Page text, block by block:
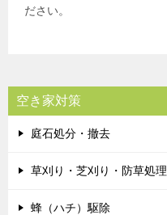
ださい。
空き家対策
庭石処分・撤去
草刈り・芝刈り・防草処理
蜂（ハチ）駆除